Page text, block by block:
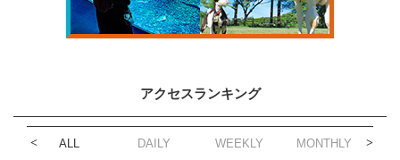
アクセスランキング
ALL DAILY WEEKLY MONTHLY